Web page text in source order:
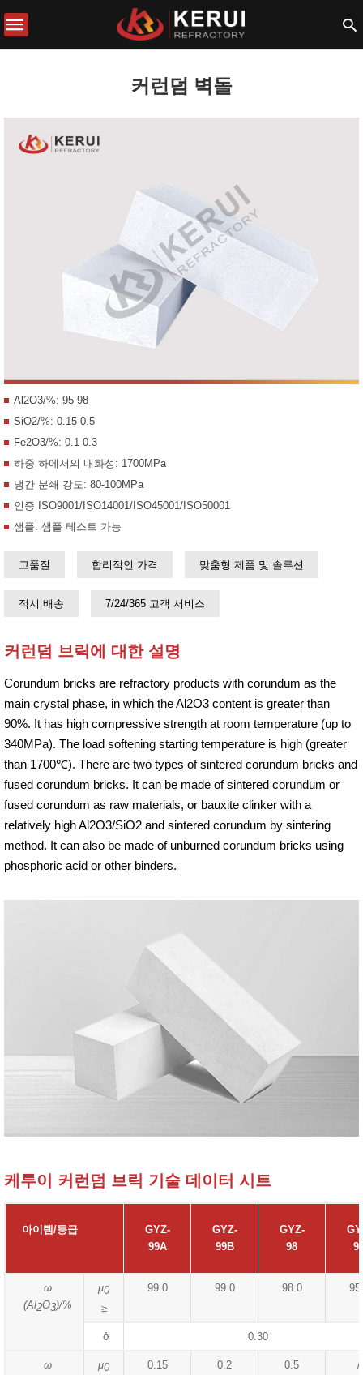
커런덤 벽돌
Al2O3/%: 95-98
SiO2/%: 0.15-0.5
Fe2O3/%: 0.1-0.3
하중 하에서의 내화성: 1700MPa
냉간 분쇄 강도: 80-100MPa
인증 ISO9001/ISO14001/ISO45001/ISO50001
샘플: 샘플 테스트 가능
고품질 합리적인 가격 맞춤형 제품 및 솔루션
적시 배송 7/24/365 고객 서비스
커런덤 브릭에 대한 설명
Corundum bricks are refractory products with corundum as the
main crystal phase, in which the Al2O3 content is greater than
90%. It has high compressive strength at room temperature (up to
340MPa). The load softening starting temperature is high (greater
than 1700℃). There are two types of sintered corundum bricks and
fused corundum bricks. It can be made of sintered corundum or
fused corundum as raw materials, or bauxite clinker with a
relatively high Al2O3/SiO2 and sintered corundum by sintering
method. It can also be made of unburned corundum bricks using
phosphoric acid or other binders.
케루이 커런덤 브릭 기술 데이터 시트
아이템/등급
GYZ-
99A
GYZ-
99B
GYZ-
98
ω
(Al2O3)/%
μ0
≥
99.0 99.0 98.0
ở 0.30
ω
μ0
0.15 0.2 0.5 /